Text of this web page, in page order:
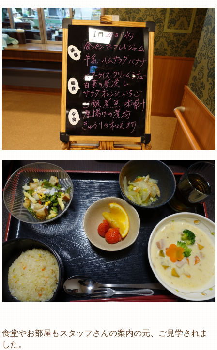
食堂やお部屋もスタッフさんの案内の元、ご見学されま
した。